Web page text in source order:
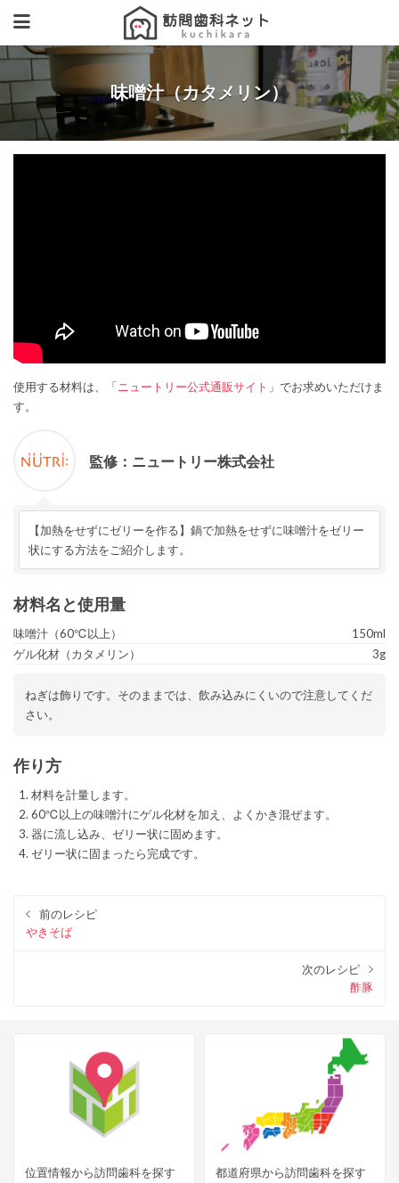
味噌汁（カタメリン）
使用する材料は、「ニュートリー公式通販サイト 」でお求めいただけま
す。
監修： ニュートリー株式会社
【加熱をせずにゼリーを作る】鍋で加熱をせずに味噌汁をゼリー
状にする方法をご紹介します。
材料名と使用量
味噌汁（60℃以上）
150ml
ゲル化材（カタメリン）
3g
ねぎは飾りです。そのままでは、飲み込みにくいので注意してくだ
さい。
作り方
材料を計量します。
60℃以上の味噌汁にゲル化材を加え、よくかき混ぜます。
器に流し込み、ゼリー状に固めます。
ゼリー状に固まったら完成です。
前のレシピ
やきそば
次のレシピ
酢豚
位置情報から訪問歯科を探す 都道府県から訪問歯科を探す